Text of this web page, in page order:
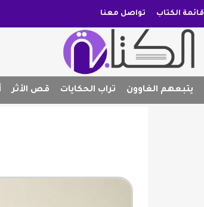
قائمة الكتاب تواصل معنا
يتبعهم الغاوون تراب الحكايات قص الأثر